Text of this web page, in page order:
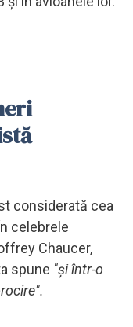
considerată cea
celebrele
Chaucer,
spune "și într-o